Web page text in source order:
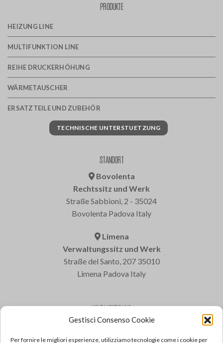
Gestisci Consenso Cookie
Per fornire le migliori esperienze, utilizziamo tecnologie come i cookie per
PRODUKTE
HEIZUNG LINE
MULTIFUNKTION LINE
REIHE DRUCKERHÖHUNG
WÄRMETAUSCHER
ERSATZTEILE UND ZUBEHÖR
TECHNISCHE UNTERSTUETZUNG
STANDORT
Bovolenta
Rechtssitz und Werk
Straße Sabbioni, 2 - 35024
Bovolenta Padova Italy
Limena
Verwaltungssitz und Werk
Straße del Santo, 207 35010
Limena Padova Italy
KONTAKTIERE UNS
Varem S.p.a.
Tel: +39 049 8840322